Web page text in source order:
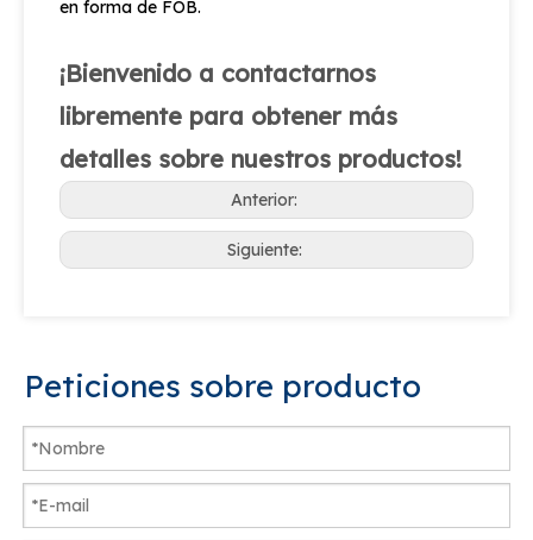
en forma de FOB.
¡Bienvenido a contactarnos
libremente para obtener más
detalles sobre nuestros productos!
Anterior:
Siguiente:
Peticiones sobre producto